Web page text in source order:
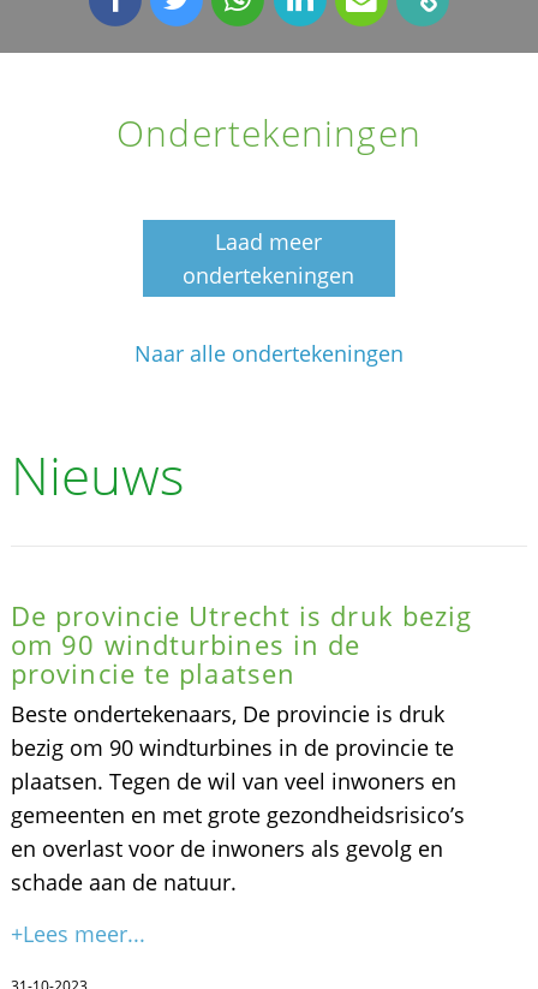
Ondertekeningen
Laad meer
ondertekeningen
Naar alle ondertekeningen
Nieuws
De provincie Utrecht is druk bezig
om 90 windturbines in de
provincie te plaatsen
Beste ondertekenaars, De provincie is druk
bezig om 90 windturbines in de provincie te
plaatsen. Tegen de wil van veel inwoners en
gemeenten en met grote gezondheidsrisico’s
en overlast voor de inwoners als gevolg en
schade aan de natuur.
+Lees meer...